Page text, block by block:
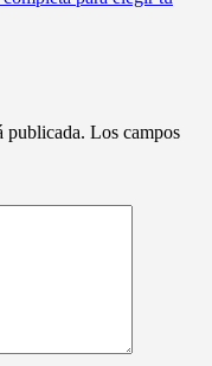
publicada. Los campos